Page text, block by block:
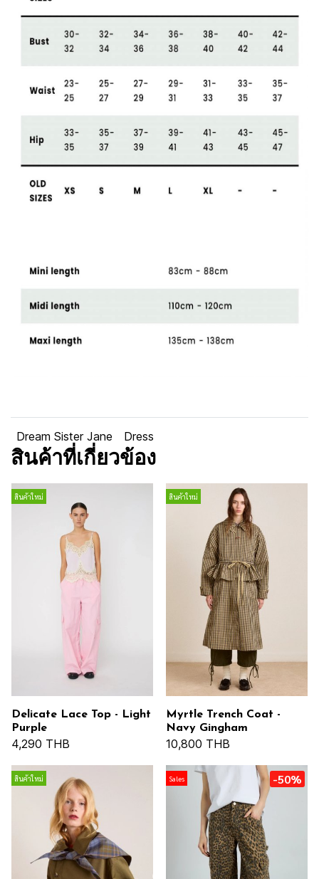
Dream Sister Jane Dress
สินค้าที่เกี่ยวข้อง
สินค้าใหม่
Delicate Lace Top - Light
Purple
4,290 THB
สินค้าใหม่
Myrtle Trench Coat -
Navy Gingham
10,800 THB
สินค้าใหม่ Sales -50%